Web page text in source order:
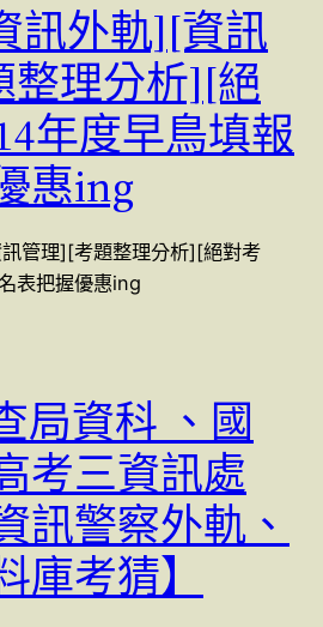
訊外軌][資訊
整理分析][絕
年度早鳥填報
惠ing
管理][考題整理分析][絕對考
表把握優惠ing
局資科 、國
考三資訊處
訊警察外軌、
庫考猜】